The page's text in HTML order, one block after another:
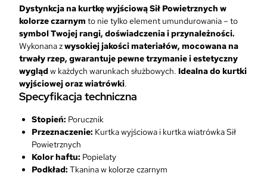
c
j
a
n
a
k
u
r
Dystynkcja na kurtkę wyjściową Sił Powietrznych w
kolorze czarnym to nie tylko element umundurowania – to
symbol Twojej rangi, doświadczenia i przynależności.
Wykonana zwysokiej jakości materiałów, mocowana na
trwały rzep, gwarantuje pewne trzymanie i estetyczny
wygląd w każdych warunkach służbowych. Idealna do kurtki
wyjściowej oraz wiatrówki.
Specyfikacja techniczna
Stopień: Porucznik
Przeznaczenie: Kurtka wyjściowa i kurtka wiatrówka Sił
Powietrznych
Kolor haftu: Popielaty
Podkład: Tkanina w kolorze czarnym